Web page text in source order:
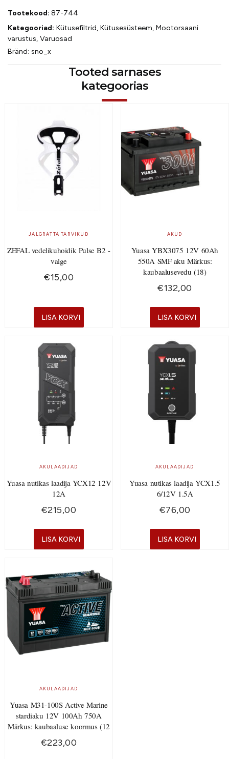
Tootekood: 87-744
Kategooriad: Kütusefiltrid, Kütusesüsteem, Mootorsaani
varustus, Varuosad
Bränd: sno_x
Tooted sarnases
kategoorias
JALGRATTA TARVIKUD
ZEFAL vedelikuhoidik Pulse B2 -
valge
€15,00
LISA KORVI
AKUD
Yuasa YBX3075 12V 60Ah
550A SMF aku Märkus:
kaubaalusevedu (18)
€132,00
LISA KORVI
AKULAADIJAD
Yuasa nutikas laadija YCX12 12V
12A
€215,00
LISA KORVI
AKULAADIJAD
Yuasa nutikas laadija YCX1.5
6/12V 1.5A
€76,00
LISA KORVI
AKULAADIJAD
Yuasa M31-100S Active Marine
stardiaku 12V 100Ah 750A
Märkus: kaubaaluse koormus (12
€223,00